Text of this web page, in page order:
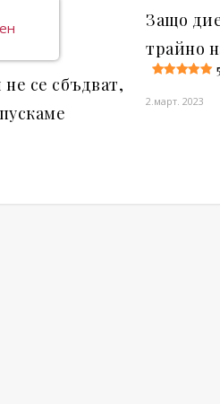
се сбъдват,
Защо
трайно
2.март. 2023